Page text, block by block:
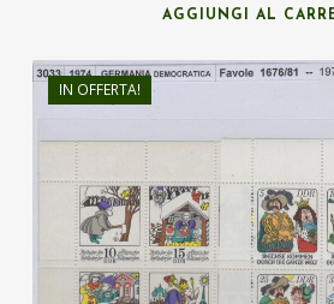
AGGIUNGI AL
IN OFFERTA!
€12,60
€9,00